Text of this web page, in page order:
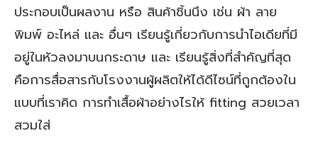
ประกอบเป็นผลงาน หรือ สินค้าชิ้นนึง เช่น ผ้า ลาย
พิมพ์ อะไหล่ และ อื่นๆ เรียนรู้เกี่ยวกับการนำไอเดียที่มี
อยู่ในหัวลงมาบนกระดาษ และ เรียนรู้สิ่งที่สำคัญที่สุด
คือการสื่อสารกับโรงงานผู้ผลิตให้ได้ดีไซน์ที่ถูกต้องใน
แบบที่เราคิด การทำเสื้อผ้าอย่างไรให้ fitting สวยเวลา
สวมใส่